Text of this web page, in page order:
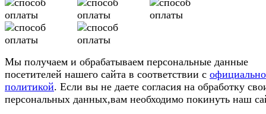
Мы получаем и обрабатываем персональные данные
посетителей нашего сайта в соответствии с
политикой. Если вы не даете согласия на обработку
персональных данных,вам необходимо покинуть наш